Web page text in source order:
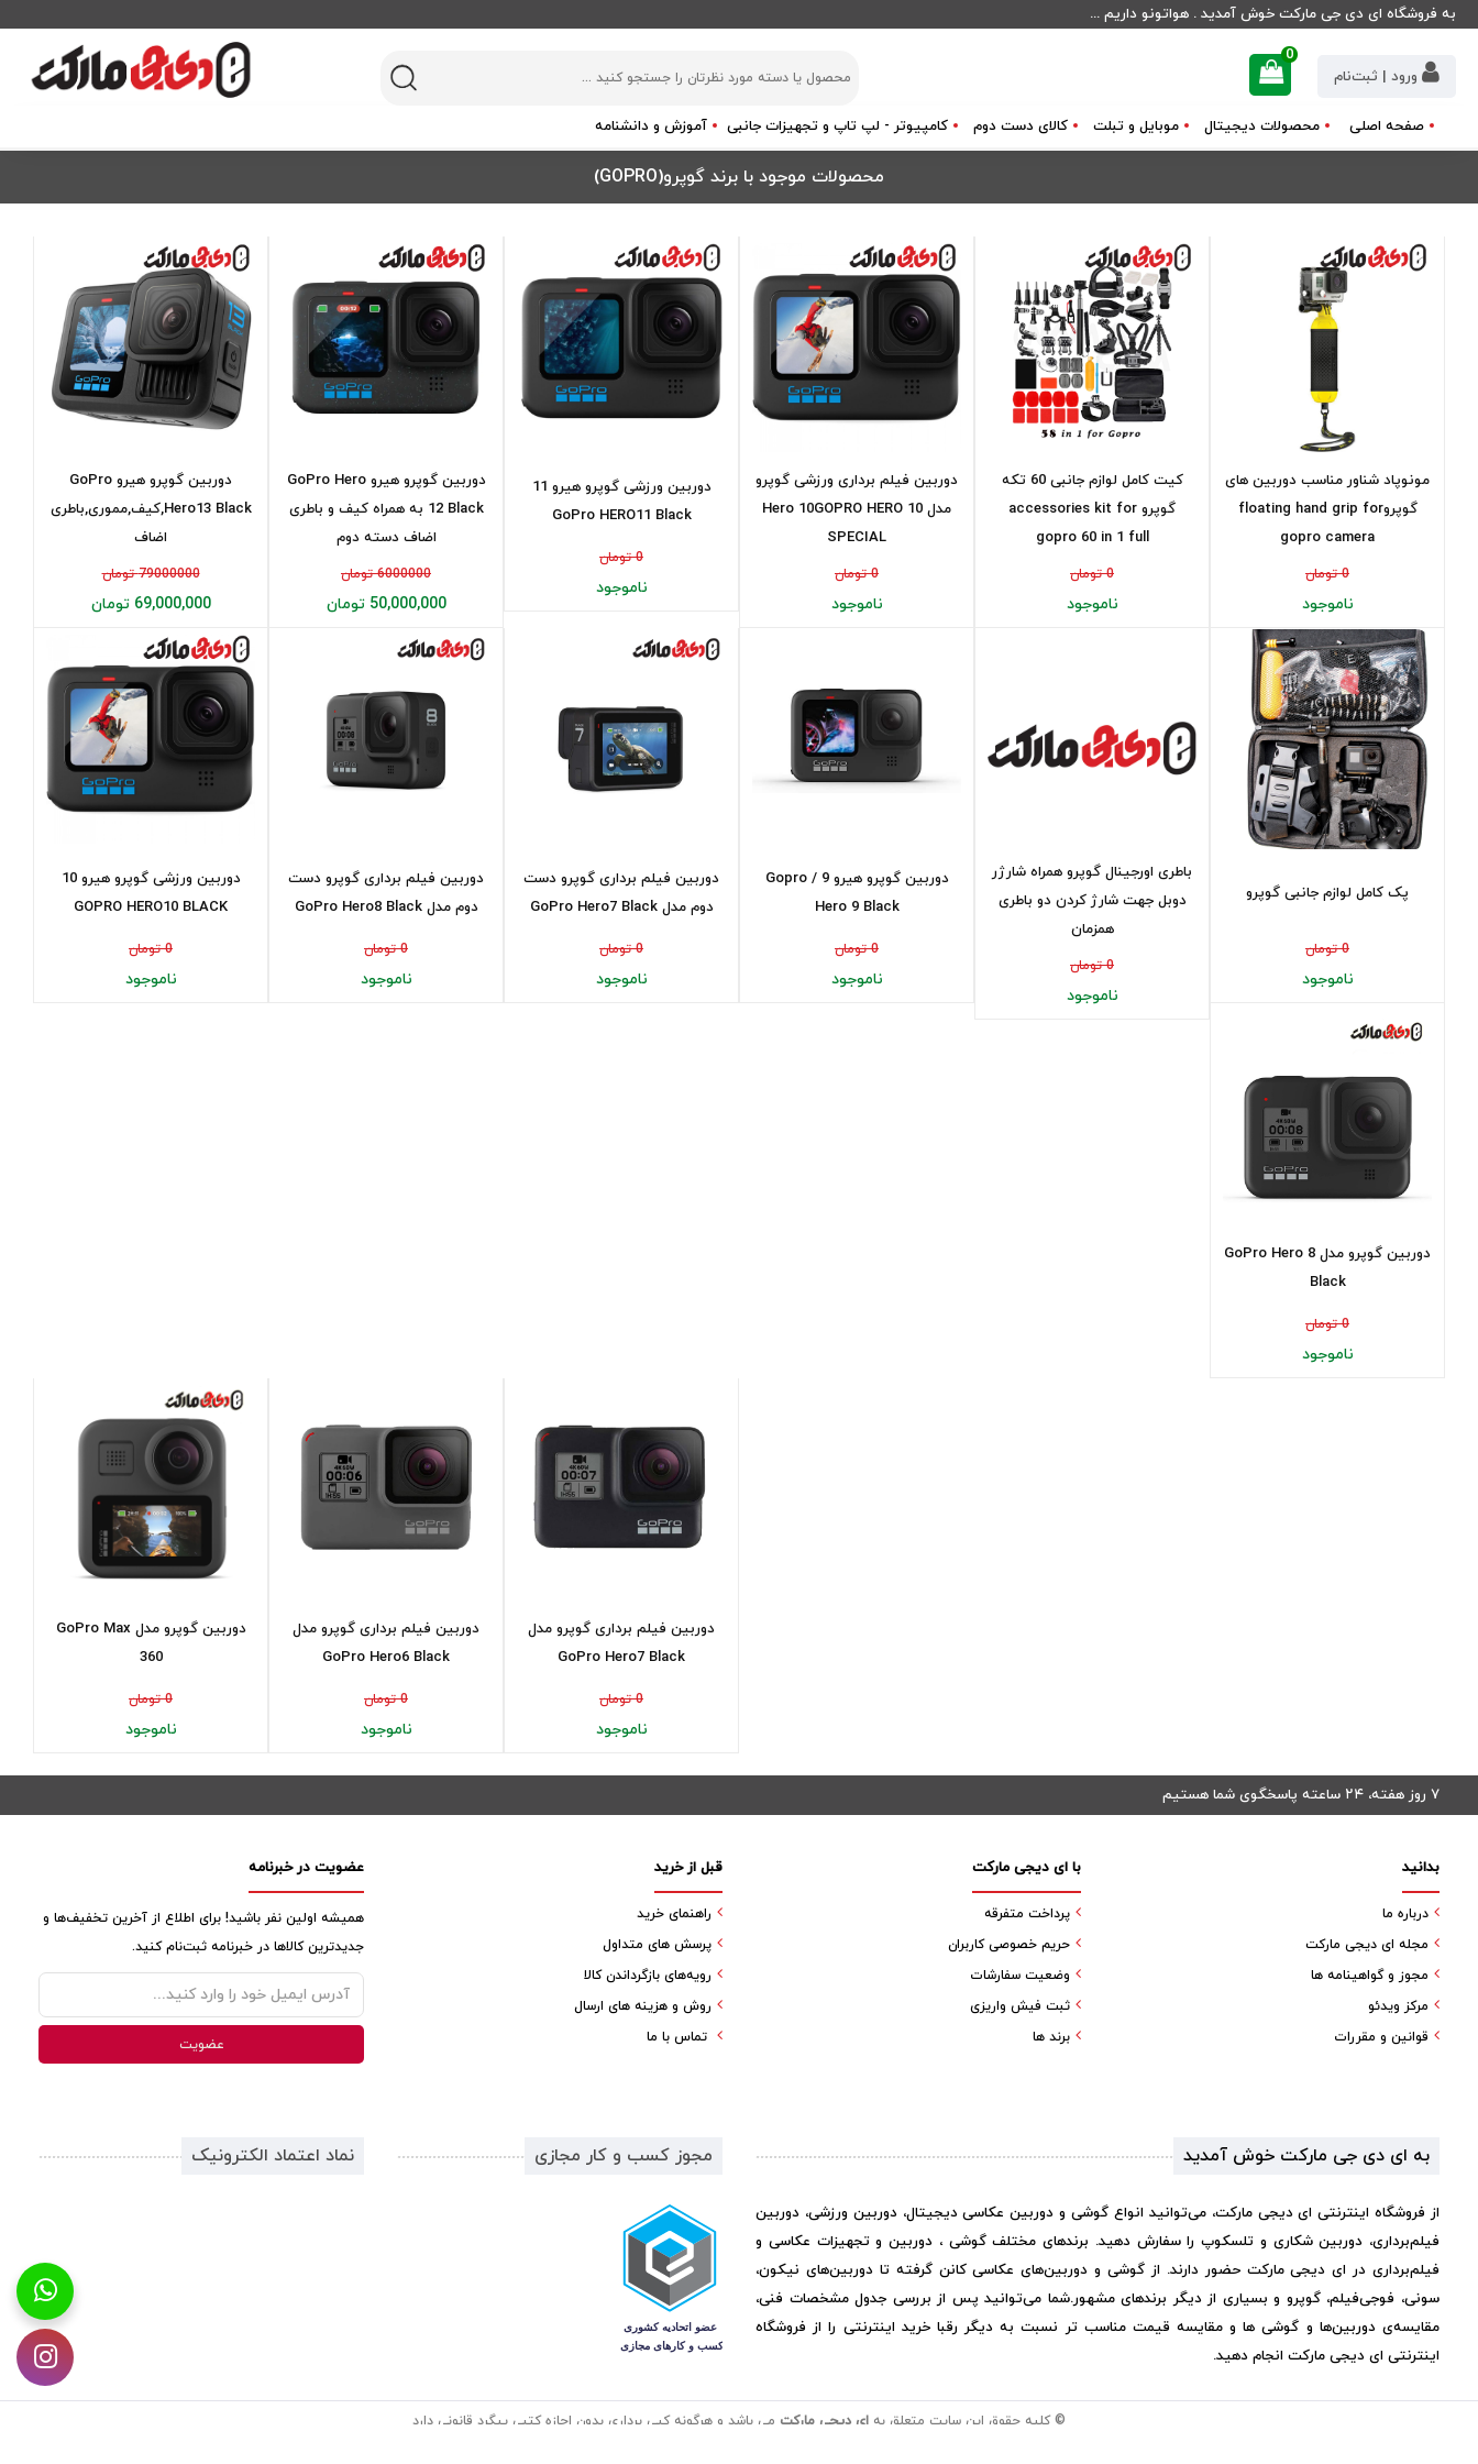
به فروشگاه ای دی جی مارکت خوش آمدید . هواتونو داریم ...
ورود | ثبت‌نام
0
صفحه اصلی محصولات دیجیتال موبایل و تبلت کالای دست دوم کامپیوتر - لپ تاپ و تجهیزات جانبی آموزش و دانشنامه
محصولات موجود با برند گوپرو(GOPRO)
دوربین گوپرو هیرو GoPro
Hero13 Black,کیف,مموری,باطری
اضاف
79000000 تومان
69,000,000 تومان
دوربین گوپرو هیرو GoPro Hero
12 Black به همراه کیف و باطری
اضاف دسته دوم
6000000 تومان
50,000,000 تومان
دوربین ورزشی گوپرو هیرو 11
GoPro HERO11 Black
0 تومان
ناموجود
دوربین فیلم برداری ورزشی گوپرو
مدل Hero 10GOPRO HERO 10
SPECIAL
0 تومان
ناموجود
کیت کامل لوازم جانبی 60 تکه
گوپرو accessories kit for
gopro 60 in 1 full
0 تومان
ناموجود
مونوپاد شناور مناسب دوربین های
گوپروfloating hand grip for
gopro camera
0 تومان
ناموجود
دوربین ورزشی گوپرو هیرو 10
GOPRO HERO10 BLACK
0 تومان
ناموجود
دوربین فیلم برداری گوپرو دست
دوم مدل GoPro Hero8 Black
0 تومان
ناموجود
دوربین فیلم برداری گوپرو دست
دوم مدل GoPro Hero7 Black
0 تومان
ناموجود
دوربین گوپرو هیرو 9 / Gopro
Hero 9 Black
0 تومان
ناموجود
باطری اورجینال گوپرو همراه شارژر
دوبل جهت شارژ کردن دو باطری
همزمان
0 تومان
ناموجود
پک کامل لوازم جانبی گوپرو
0 تومان
ناموجود
دوربین گوپرو مدل GoPro Hero 8
Black
0 تومان
ناموجود
دوربین گوپرو مدل GoPro Max
360
0 تومان
ناموجود
دوربین فیلم برداری گوپرو مدل
GoPro Hero6 Black
0 تومان
ناموجود
دوربین فیلم برداری گوپرو مدل
GoPro Hero7 Black
0 تومان
ناموجود
۷ روز هفته، ۲۴ ساعته پاسخگوی شما هستیم
عضویت در خبرنامه
همیشه اولین نفر باشید! برای اطلاع از آخرین تخفیف‌ها و
جدیدترین کالاها در خبرنامه ثبت‌نام کنید.
قبل از خرید
راهنمای خرید
پرسش های متداول
رویه‌های بازگرداندن کالا
روش و هزینه های ارسال
تماس با ما
با ای دیجی مارکت
پرداخت متفرقه
حریم خصوصی کاربران
وضعیت سفارشات
ثبت فیش واریزی
برند ها
بدانید
درباره ما
مجله ای دیجی مارکت
مجوز و گواهینامه ها
مرکز ویدئو
قوانین و مقررات
به ای دی جی مارکت خوش آمدید
از فروشگاه اینترنتی ای دیجی مارکت، می‌توانید انواع گوشی و دوربین عکاسی دیجیتال، دوربین ورزشی، دوربین
فیلم‌برداری، دوربین شکاری و تلسکوپ را سفارش دهید. برندهای مختلف گوشی ، دوربین و تجهیزات عکاسی و
فیلم‌برداری در ای دیجی مارکت حضور دارند. از گوشی و دوربین‌های عکاسی کانن گرفته تا دوربین‌های نیکون،
سونی، فوجی‌فیلم، گوپرو و بسیاری از دیگر برندهای مشهور.شما می‌توانید پس از بررسی جدول مشخصات فنی،
مقایسه‌ی دوربین‌ها و گوشی ها و مقایسه قیمت مناسب تر نسبت به دیگر رقبا خرید اینترنتی را از فروشگاه
اینترنتی ای دیجی مارکت انجام دهید.
مجوز کسب و کار مجازی نماد اعتماد الکترونیک
© کلیه حقوق این سایت متعلق به ای دیجی مارکت می باشد و هرگونه کپی برداری بدون اجازه کتبی پیگرد قانونی دارد